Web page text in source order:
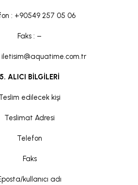
: +90549 257 05 06
Faks : –
iletisim@aquatime.com.tr
5. ALICI BİLGİLERİ
edilecek kişi
Teslimat Adresi
Telefon
Faks
kullanıcı adı